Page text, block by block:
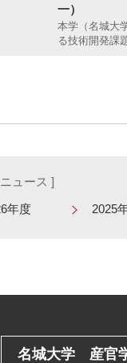
一）
本学（名城大
る技術開発課
ュース ]
年度
2025
名城大学 産官